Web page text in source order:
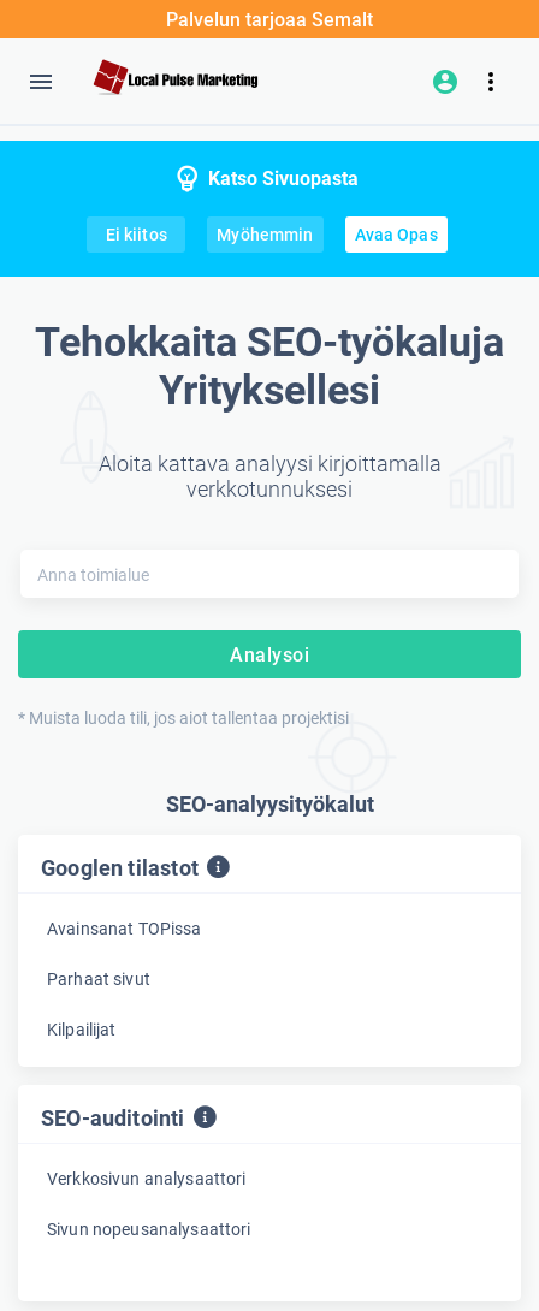
Palvelun tarjoaa Semalt
Katso Sivuopasta
Ei kiitos Myöhemmin Avaa Opas
Tehokkaita SEO-työkaluja
Yrityksellesi
Aloita kattava analyysi kirjoittamalla
verkkotunnuksesi
Analysoi
* Muista luoda tili, jos aiot tallentaa projektisi
SEO-analyysityökalut
Googlen tilastot
Avainsanat TOPissa
Parhaat sivut
Kilpailijat
SEO-auditointi
Verkkosivun analysaattori
Sivun nopeusanalysaattori